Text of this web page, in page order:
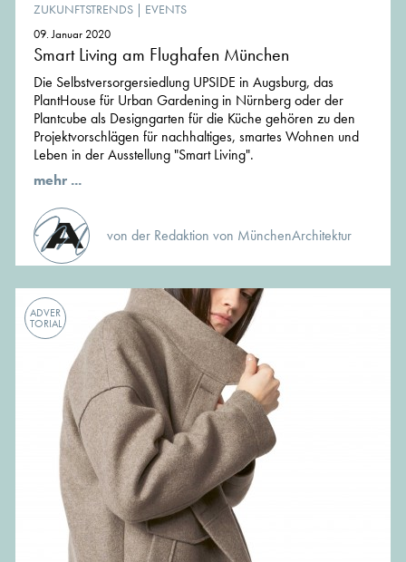
ZUKUNFTSTRENDS | EVENTS
09. Januar 2020
Smart Living am Flughafen München
Die Selbstversorgersiedlung UPSIDE in Augsburg, das
PlantHouse für Urban Gardening in Nürnberg oder der
Plantcube als Designgarten für die Küche gehören zu den
Projektvorschlägen für nachhaltiges, smartes Wohnen und
Leben in der Ausstellung "Smart Living".
mehr ...
von der Redaktion von MünchenArchitektur
ADVER
TORIAL